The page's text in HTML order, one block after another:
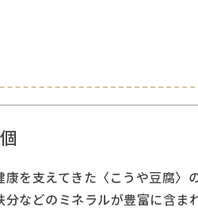
康を支えてきた〈こうや豆腐
などのミネラルが豊富に含ま